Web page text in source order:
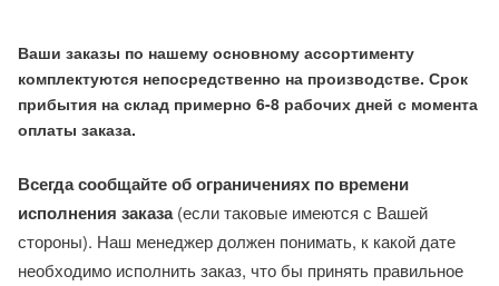
Ваши заказы по нашему основному ассортименту
комплектуются непосредственно на производстве. Срок
прибытия на склад примерно 6-8 рабочих дней с момента
оплаты заказа.
Всегда сообщайте об ограничениях по времени
исполнения заказа(если таковые имеются с Вашей
стороны). Наш менеджер должен понимать, к какой дате
необходимо исполнить заказ, что бы принять правильное